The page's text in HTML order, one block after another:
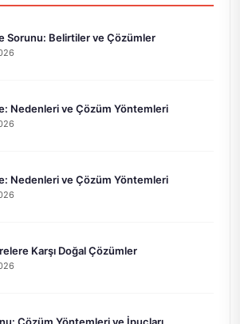
Sorunu: Belirtiler ve Çözümler
Nedenleri ve Çözüm Yöntemleri
Nedenleri ve Çözüm Yöntemleri
Karşı Doğal Çözümler
Çözüm Yöntemleri ve İpuçları